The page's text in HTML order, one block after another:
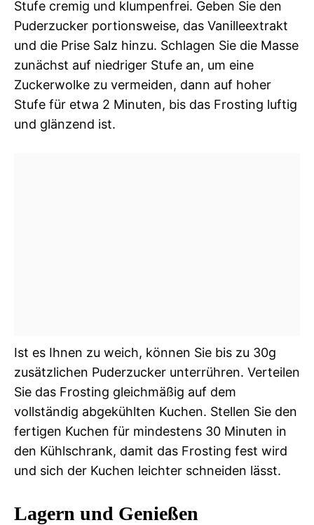
Stufe cremig und klumpenfrei. Geben Sie den
Puderzucker portionsweise, das Vanilleextrakt
und die Prise Salz hinzu. Schlagen Sie die Masse
zunächst auf niedriger Stufe an, um eine
Zuckerwolke zu vermeiden, dann auf hoher
Stufe für etwa 2 Minuten, bis das Frosting luftig
und glänzend ist.
Ist es Ihnen zu weich, können Sie bis zu 30g
zusätzlichen Puderzucker unterrühren. Verteilen
Sie das Frosting gleichmäßig auf dem
vollständig abgekühlten Kuchen. Stellen Sie den
fertigen Kuchen für mindestens 30 Minuten in
den Kühlschrank, damit das Frosting fest wird
und sich der Kuchen leichter schneiden lässt.
Lagern und Genießen